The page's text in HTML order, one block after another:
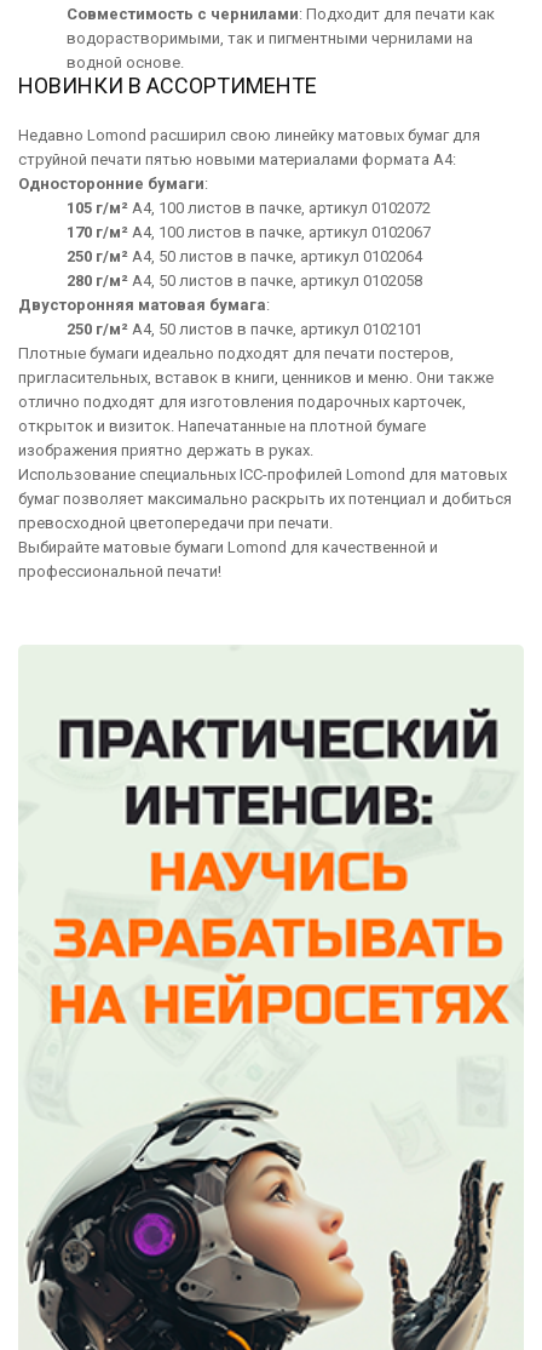
Совместимость с чернилами: Подходит для печати как
водорастворимыми, так и пигментными чернилами на
водной основе.
НОВИНКИ В АССОРТИМЕНТЕ
Недавно Lomond расширил свою линейку матовых бумаг для
струйной печати пятью новыми материалами формата A4:
Односторонние бумаги:
105 г/м² A4, 100 листов в пачке, артикул 0102072
170 г/м² A4, 100 листов в пачке, артикул 0102067
250 г/м² A4, 50 листов в пачке, артикул 0102064
280 г/м² A4, 50 листов в пачке, артикул 0102058
Двусторонняя матовая бумага:
250 г/м² A4, 50 листов в пачке, артикул 0102101
Плотные бумаги идеально подходят для печати постеров,
пригласительных, вставок в книги, ценников и меню. Они также
отлично подходят для изготовления подарочных карточек,
открыток и визиток. Напечатанные на плотной бумаге
изображения приятно держать в руках.
Использование специальных ICC-профилей Lomond для матовых
бумаг позволяет максимально раскрыть их потенциал и добиться
превосходной цветопередачи при печати.
Выбирайте матовые бумаги Lomond для качественной и
профессиональной печати!